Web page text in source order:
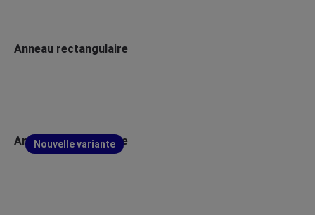
Anneau rectangulaire
Nouvelle variante
Anneau rectangulaire